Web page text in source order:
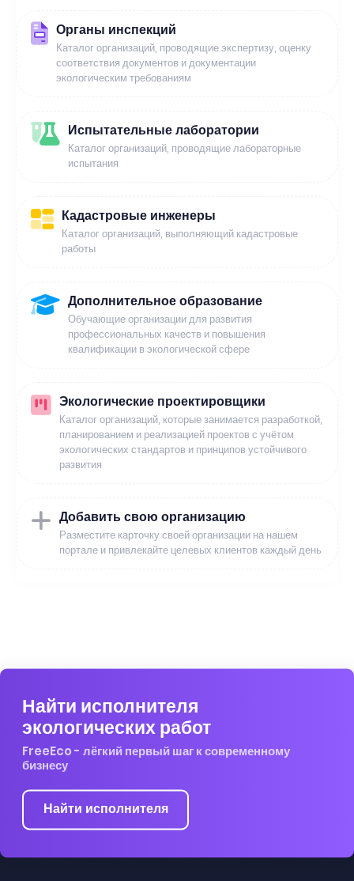
Органы инспекций
Каталог организаций, проводящие экспертизу, оценку
соответствия документов и документации
экологическим требованиям
Испытательные лаборатории
Каталог организаций, проводящие лабораторные
испытания
Кадастровые инженеры
Каталог организаций, выполняющий кадастровые
работы
Дополнительное образование
Обучающие организации для развития
профессиональных качеств и повышения
квалификации в экологической сфере
Экологические проектировщики
Каталог организаций, которые занимается разработкой,
планированием и реализацией проектов с учётом
экологических стандартов и принципов устойчивого
развития
Добавить свою организацию
Разместите карточку своей организации на нашем
портале и привлекайте целевых клиентов каждый день
Найти исполнителя
экологических работ
FreeEco - лёгкий первый шаг к современному
бизнесу
Найти исполнителя